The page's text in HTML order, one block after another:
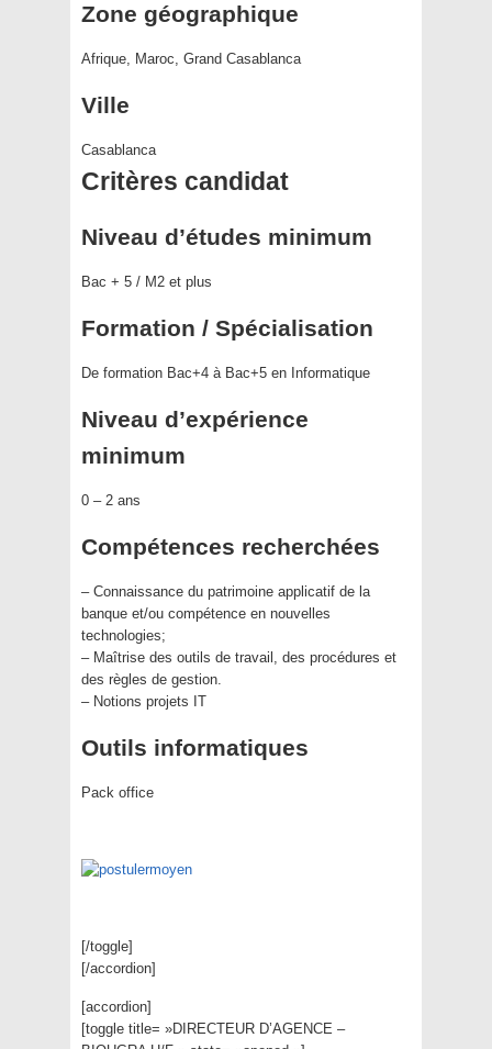
Zone géographique
Afrique, Maroc, Grand Casablanca
Ville
Casablanca
Critères candidat
Niveau d’études minimum
Bac + 5 / M2 et plus
Formation / Spécialisation
De formation Bac+4 à Bac+5 en Informatique
Niveau d’expérience
minimum
0 – 2 ans
Compétences recherchées
– Connaissance du patrimoine applicatif de la
banque et/ou compétence en nouvelles
technologies;
– Maîtrise des outils de travail, des procédures et
des règles de gestion.
– Notions projets IT
Outils informatiques
Pack office
[/toggle]
[/accordion]
[accordion]
[toggle title= »DIRECTEUR D’AGENCE –